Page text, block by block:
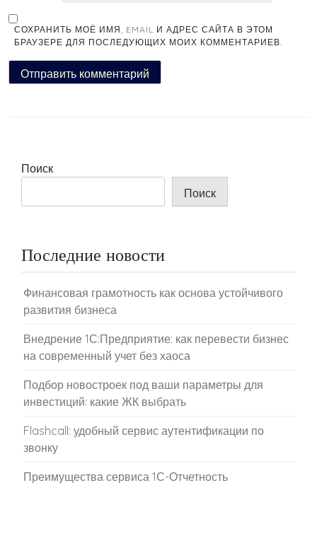
СОХРАНИТЬ МОЁ ИМЯ, EMAIL И АДРЕС САЙТА В ЭТОМ
БРАУЗЕРЕ ДЛЯ ПОСЛЕДУЮЩИХ МОИХ КОММЕНТАРИЕВ.
Поиск
Поиск
Последние новости
Финансовая грамотность как основа устойчивого
развития бизнеса
Внедрение 1С:Предприятие: как перевести бизнес
на современный учет без хаоса
Подбор новостроек под ваши параметры для
инвестиций: какие ЖК выбрать
Flashcall: удобный сервис аутентификации по
звонку
Преимущества сервиса 1С-Отчетность